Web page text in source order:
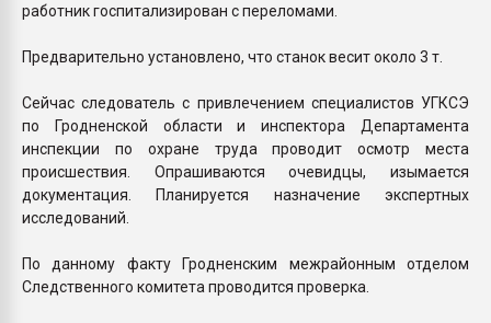
работник госпитализирован с переломами.
Предварительно установлено, что станок весит около 3 т.
Сейчас следователь с привлечением специалистов УГКСЭ
по Гродненской области и инспектора Департамента
инспекции по охране труда проводит осмотр места
происшествия. Опрашиваются очевидцы, изымается
документация. Планируется назначение экспертных
исследований.
По данному факту Гродненским межрайонным отделом
Следственного комитета проводится проверка.